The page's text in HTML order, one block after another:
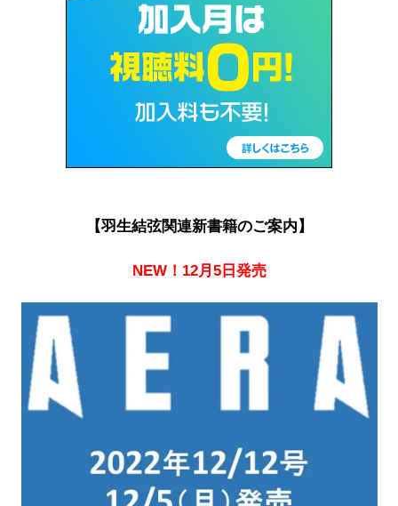
【羽生結弦関連新書籍のご案内】
NEW！12月5日発売